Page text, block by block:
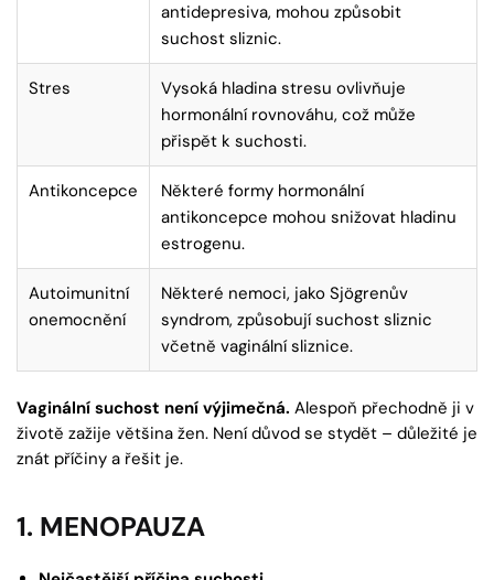
antidepresiva, mohou způsobit
suchost sliznic.
Stres
Vysoká hladina stresu ovlivňuje
hormonální rovnováhu, což může
přispět k suchosti.
Antikoncepce
Některé formy hormonální
antikoncepce mohou snižovat hladinu
estrogenu.
Autoimunitní
onemocnění
Některé nemoci, jako Sjögrenův
syndrom, způsobují suchost sliznic
včetně vaginální sliznice.
Vaginální suchost není výjimečná. Alespoň přechodně ji v
životě zažije většina žen. Není důvod se stydět – důležité je
znát příčiny a řešit je.
1. MENOPAUZA